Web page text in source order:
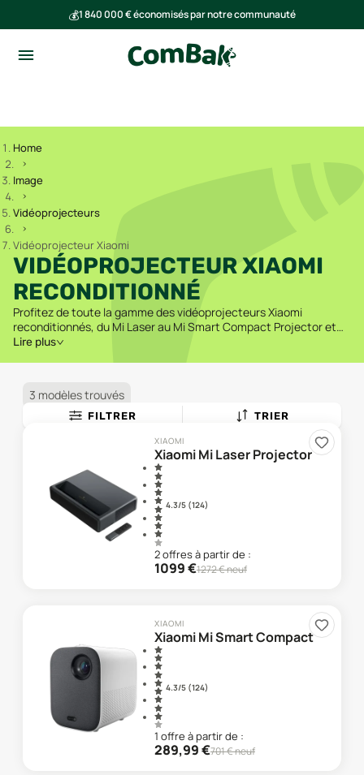
💰1 840 000 € économisés par notre communauté
Home
Image
Vidéoprojecteurs
Vidéoprojecteur Xiaomi
VIDÉOPROJECTEUR XIAOMI
RECONDITIONNÉ
Profitez de toute la gamme des vidéoprojecteurs Xiaomi
reconditionnés, du Mi Laser au Mi Smart Compact Projector et
bien d'autres modèles.
Lire plus
3 modèles trouvés
FILTRER TRIER
XIAOMI
Xiaomi Mi Laser Projector
4.3/5 (124)
2offresà partir de :
1099€1272€ neuf
XIAOMI
Xiaomi Mi Smart Compact
4.3/5 (124)
1 offre à partir de :
289,99€701€ neuf